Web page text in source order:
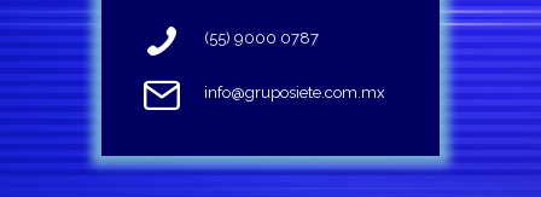
(55) 9000 0787
info@gruposiete.com.mx